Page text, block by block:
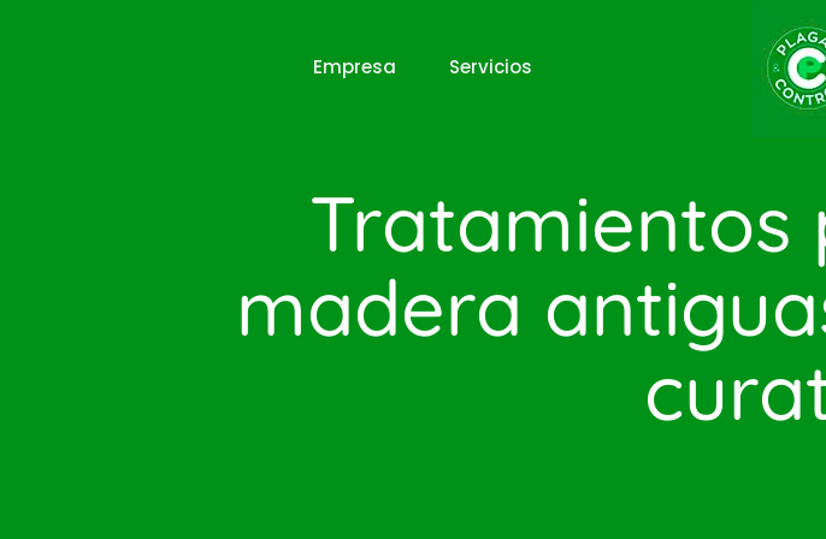
Empresa Servicios
Tratamientos
madera